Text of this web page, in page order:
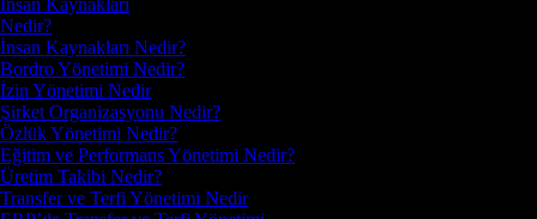
İnsan Kaynakları
Nedir?
İnsan Kaynakları Nedir?
Bordro Yönetimi Nedir?
İzin Yönetimi Nedir
Şirket Organizasyonu Nedir?
Özlük Yönetimi Nedir?
Eğitim ve Performans Yönetimi Nedir?
Üretim Takibi Nedir?
Transfer ve Terfi Yönetimi Nedir